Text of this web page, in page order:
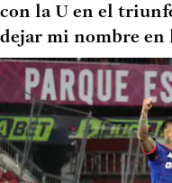
con la U en el
dejar mi nombre en